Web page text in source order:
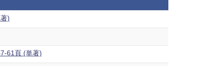
)
61頁 (単著)